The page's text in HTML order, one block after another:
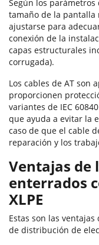
Según los
tamaño de la pantalla
ajustarse para
conexión de la
capas estructurales
corrugada).
Los cables de AT son
proporcionen
variantes de IEC
que ayuda a evitar la
caso de que el cable
reparación y los
Ventajas de
enterrados
XLPE
Estas son las
de distribución de